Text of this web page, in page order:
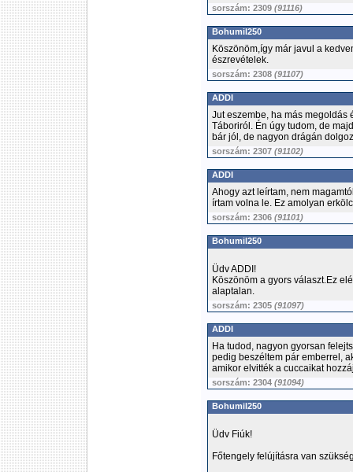
sorszám: 2309 (91116)
Bohumil250
Köszönöm,így már javul a
észrevételek.
sorszám: 2308 (91107)
ADDI
Jut eszembe, ha más megoldás
Táboriról. Én úgy tudom, de
bár jól, de nagyon drágán
sorszám: 2307 (91102)
ADDI
Ahogy azt leírtam, nem
írtam volna le. Ez amolyan
sorszám: 2306 (91101)
Bohumil250
Üdv ADDI!
Köszönöm a gyors választ.Ez
alaptalan.
sorszám: 2305 (91097)
ADDI
Ha tudod, nagyon gyorsan
pedig beszéltem pár emberrel,
amikor elvitték a cuccaikat
sorszám: 2304 (91094)
Bohumil250
Üdv Fiúk!
Főtengely felújításra van